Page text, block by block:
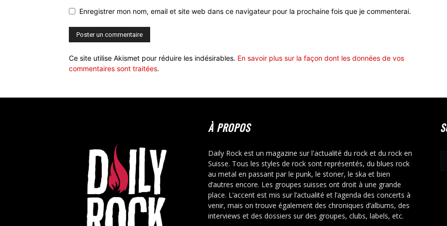
Enregistrer mon nom, email et site web dans ce navigateur pour la prochaine fois que je commenterai.
Ce site utilise Akismet pour réduire les indésirables. En savoir plus sur la façon dont les données de vos
commentaires sont traitées.
À PROPOS
Daily Rock est un magazine sur l'actualité du rock et du rock en
Suisse. Tous les styles de rock sont représentés, du blues rock
au metal en passant par le punk, le stoner, le ska et bien
d’autres encore. Les groupes suisses ont droit à une grande
place. L’accent est mis sur l’actualité et l’agenda des concerts à
venir, mais on trouve également des chroniques d’albums, des
interviews et des dossiers sur des groupes, clubs, labels, etc.